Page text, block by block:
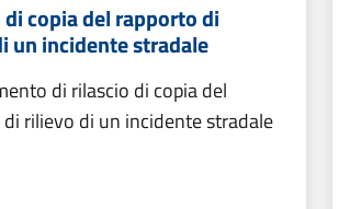
di copia del rapporto di
un incidente stradale
di rilascio di copia del
rilievo di un incidente stradale